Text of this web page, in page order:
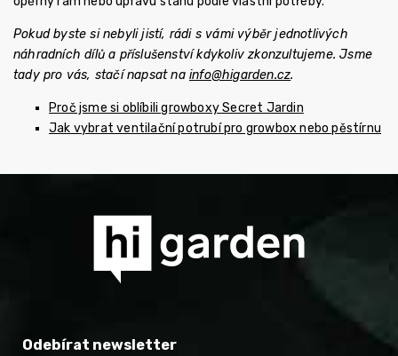
Pokud byste si nebyli jistí, rádi s vámi výběr jednotlivých
náhradních dílů a příslušenství kdykoliv zkonzultujeme. Jsme
tady pro vás, stačí napsat na info@higarden.cz.
Proč jsme si oblíbili growboxy Secret Jardin
Jak vybrat ventilační potrubí pro growbox nebo pěstírnu
Odebírat newsletter